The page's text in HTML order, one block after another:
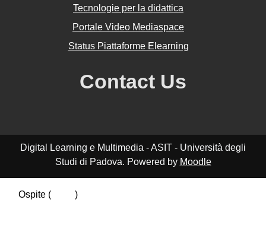
Tecnologie per la didattica
Portale Video Mediaspace
Status Piattaforme Elearning
Contact Us
Digital Learning e Multimedia - ASIT - Università degli
Studi di Padova. Powered by Moodle
Ospite (
)